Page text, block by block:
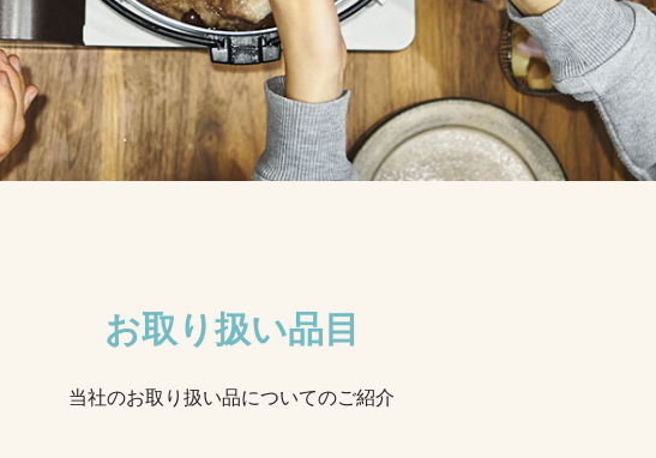
お取り扱い品目
当社のお取り扱い品についてのご紹介